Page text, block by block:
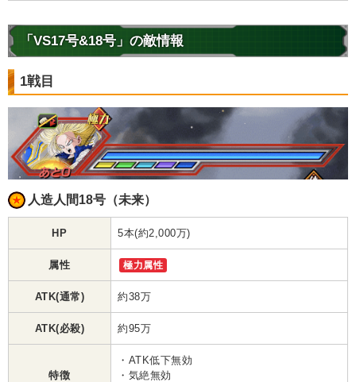
「VS17号&18号」の敵情報
1戦目
人造人間18号（未来）
HP 5本(約2,000万)
属性 極力属性
ATK(通常) 約38万
ATK(必殺) 約95万
特徴
・ATK低下無効
・気絶無効